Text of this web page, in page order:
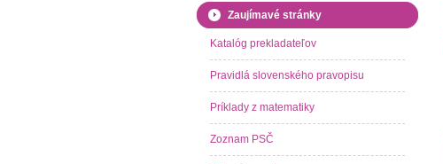
Zaujímavé stránky
Katalóg prekladateľov
Pravidlá slovenského pravopisu
Príklady z matematiky
Zoznam PSČ